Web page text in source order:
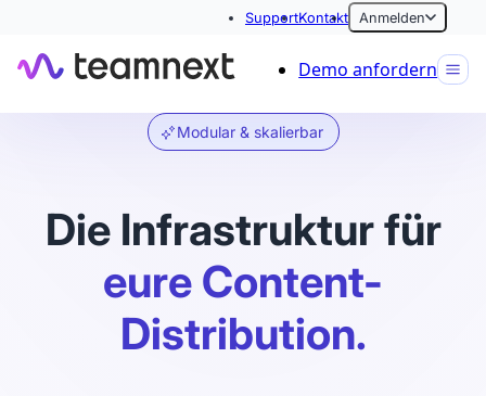
SupportKontakt Anmelden
Demo anfordern
Modular & skalierbar
Die Infrastruktur für
eure Content-
Distribution.